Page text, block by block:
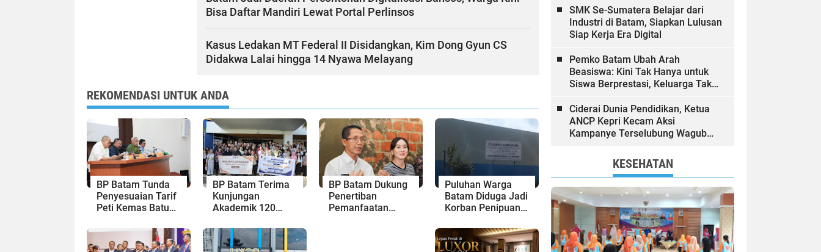
Bisa Daftar Mandiri Lewat Portal Perlinsos
Kasus Ledakan MT Federal II Disidangkan, Kim Dong Gyun CS
Didakwa Lalai hingga 14 Nyawa Melayang
REKOMENDASI UNTUK ANDA
BP Batam Tunda
Penyesuaian Tarif
Peti Kemas Batu
Agustus 2026
BP Batam Terima
Kunjungan
Akademik 120
Bahas
Pembangunan dan
BP Batam Dukung
Penertiban
Pemanfaatan
Puluhan Warga
Batam Diduga Jadi
Korban Penipuan
Miliaran Rupiah,
Laporan ke Polda
SMK Se-Sumatera Belajar dari
Industri di Batam, Siapkan Lulusan
Siap Kerja Era Digital
Pemko Batam Ubah Arah
Beasiswa: Kini Tak Hanya untuk
Siswa Berprestasi, Keluarga Tak
Dibiayai
Ciderai Dunia Pendidikan, Ketua
ANCP Kepri Kecam Aksi
Kampanye Terselubung Wagub
KESEHATAN